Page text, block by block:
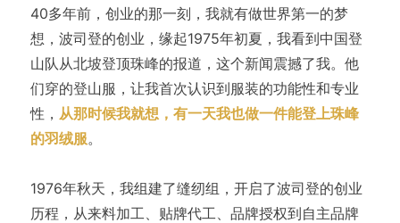
40多年前，创业的那一刻，我就有做世界第一的梦
想，波司登的创业，缘起1975年初夏，我看到中国登
山队从北坡登顶珠峰的报道，这个新闻震撼了我。他
们穿的登山服，让我首次认识到服装的功能性和专业
性， 从那时候我就想，有一天我也做一件能登上珠峰
的羽绒服。
1976年秋天，我组建了缝纫组，开启了波司登的创业
历程，从来料加工、贴牌代工、品牌授权到自主品牌